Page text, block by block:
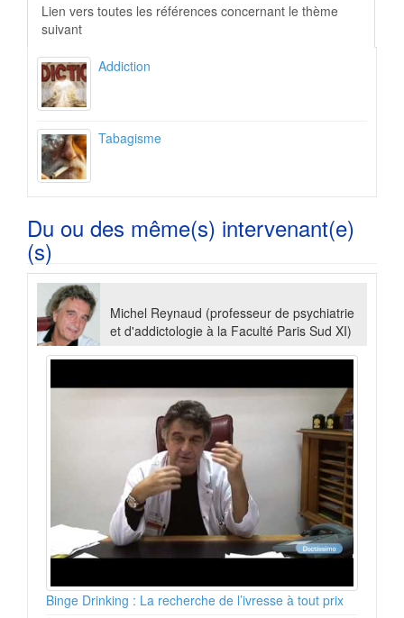
Lien vers toutes les références concernant le thème
suivant
Addiction
Tabagisme
Du ou des même(s) intervenant(e)
(s)
Michel Reynaud (professeur de psychiatrie
et d'addictologie à la Faculté Paris Sud XI)
Binge Drinking : La recherche de l’ivresse à tout prix